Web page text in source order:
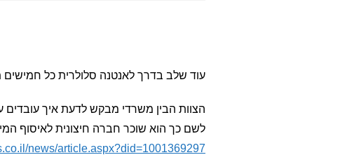
עוד שלב בדרך לאנטנה סלולרית כל
הצוות הבין משרדי מבקש לדעת איך עובדים
לשם כך הוא שוכר חברה חיצונית לאיסוף
news/article.aspx?did=1001369297